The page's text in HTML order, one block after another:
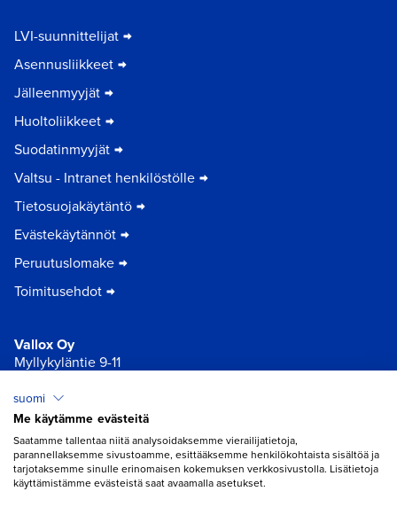
LVI-suunnittelijat
Asennusliikkeet
Jälleenmyyjät
Huoltoliikkeet
Suodatinmyyjät
Valtsu - Intranet henkilöstölle
Tietosuojakäytäntö
Evästekäytännöt
Peruutuslomake
Toimitusehdot
Vallox Oy
Myllykyläntie 9-11
Chat
Tarvitsetko apua ilmanvaihtoon?
suomi
Me käytämme evästeitä
Saatamme tallentaa niitä analysoidaksemme vierailijatietoja,
parannellaksemme sivustoamme, esittääksemme henkilökohtaista sisältöä ja
tarjotaksemme sinulle erinomaisen kokemuksen verkkosivustolla. Lisätietoja
käyttämistämme evästeistä saat avaamalla asetukset.